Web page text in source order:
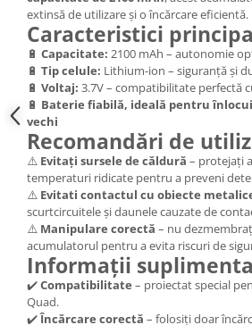
Nokia
Samsung
Sony
Display
Acer
Alcatel
Allview
Asus
Asus
Blackberry
Blackview
Display Oneplus
HTC
extinsă de utilizare și o încărcare eficientă.
Caracteristici
🔋 Capacitate: 2100 mAh – autonomie
🔋 Tip celule: Lithium-ion – siguranță și
🔋 Voltaj: 3.7V – compatibilitate perfectă
🔋 Baterie fiabilă, ideală pentru
vechi
Recomandări de
⚠️ Evitați sursele de căldură – protejați
temperaturi ridicate pentru a preveni
⚠️ Evitati contactul cu obiecte
scurtcircuitele și daunele cauzate de
⚠️ Manipulare corectă – nu
acumulatorul pentru a evita riscuri de
Informații
✔️Compatibilitate – proiectat special
Quad.
✔️Încărcare corectă – folosiți doar